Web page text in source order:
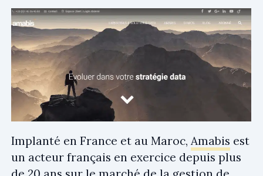
Implanté en France et au Maroc, Amabis est
un acteur français en exercice depuis plus